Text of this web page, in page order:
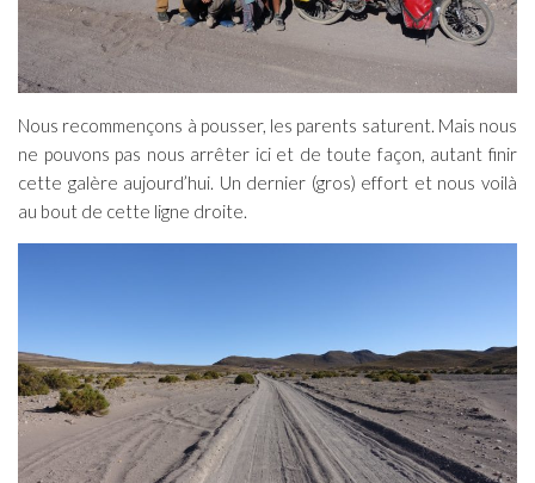
Nous recommençons à pousser, les parents saturent. Mais nous
ne pouvons pas nous arrêter ici et de toute façon, autant finir
cette galère aujourd’hui. Un dernier (gros) effort et nous voilà
au bout de cette ligne droite.